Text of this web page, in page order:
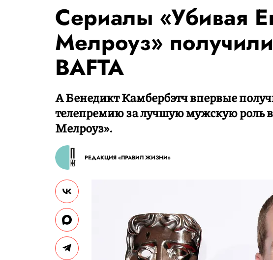
Сериалы «Убивая
Мелроуз»
BAFTA
А Бенедикт Камбербэтч впервые
телепремию за лучшую мужскую роль
Мелроуз».
РЕДАКЦИЯ «ПРАВИЛ ЖИЗНИ»